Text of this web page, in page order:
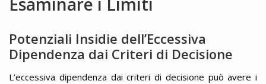
Potenziali Insidie dell’Eccessiva
Dipendenza dai Criteri di Decisione
L’eccessiva dipendenza dai criteri di decisione può avere i